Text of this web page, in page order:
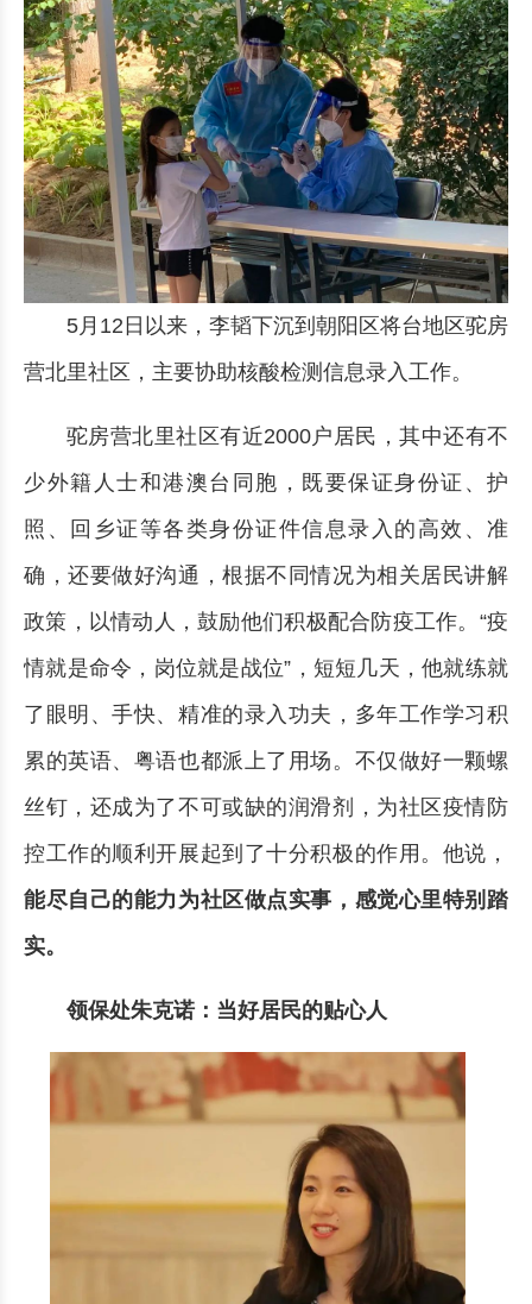
5月12日以来，李韬下沉到朝阳区将台地区驼房
营北里社区，主要协助核酸检测信息录入工作。
驼房营北里社区有近2000户居民，其中还有不
少外籍人士和港澳台同胞，既要保证身份证、护
照、回乡证等各类身份证件信息录入的高效、准
确，还要做好沟通，根据不同情况为相关居民讲解
政策，以情动人，鼓励他们积极配合防疫工作。“疫
情就是命令，岗位就是战位”，短短几天，他就练就
了眼明、手快、精准的录入功夫，多年工作学习积
累的英语、粤语也都派上了用场。不仅做好一颗螺
丝钉，还成为了不可或缺的润滑剂，为社区疫情防
控工作的顺利开展起到了十分积极的作用。他说，
能尽自己的能力为社区做点实事，感觉心里特别踏
实。
领保处朱克诺：当好居民的贴心人